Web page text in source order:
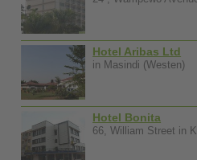
Hotel Aribas Ltd
in Masindi (Westen)
Hotel Bonita
66, William Street in